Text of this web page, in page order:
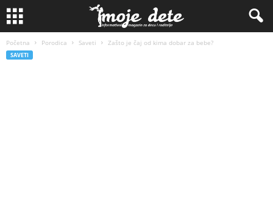
Početna Porodica Saveti Zašto je čaj od kima dobar za bebe?
SAVETI